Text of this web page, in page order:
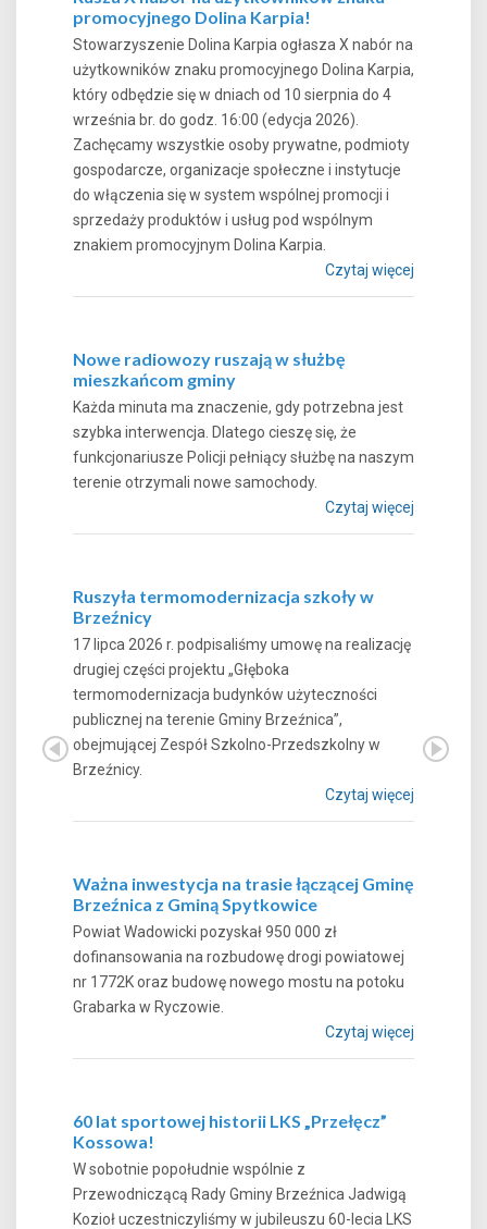
promocyjnego Dolina Karpia!
Stowarzyszenie Dolina Karpia ogłasza X nabór na
użytkowników znaku promocyjnego Dolina Karpia,
który odbędzie się w dniach od 10 sierpnia do 4
września br. do godz. 16:00 (edycja 2026).
Zachęcamy wszystkie osoby prywatne, podmioty
gospodarcze, organizacje społeczne i instytucje
do włączenia się w system wspólnej promocji i
sprzedaży produktów i usług pod wspólnym
znakiem promocyjnym Dolina Karpia.
Czytaj więcej
Nowe radiowozy ruszają w służbę
mieszkańcom gminy
Każda minuta ma znaczenie, gdy potrzebna jest
szybka interwencja. Dlatego cieszę się, że
funkcjonariusze Policji pełniący służbę na naszym
terenie otrzymali nowe samochody.
Czytaj więcej
Ruszyła termomodernizacja szkoły w
Brzeźnicy
17 lipca 2026 r. podpisaliśmy umowę na realizację
drugiej części projektu „Głęboka
termomodernizacja budynków użyteczności
publicznej na terenie Gminy Brzeźnica”,
obejmującej Zespół Szkolno-Przedszkolny w
Brzeźnicy.
Czytaj więcej
Ważna inwestycja na trasie łączącej Gminę
Brzeźnica z Gminą Spytkowice
Powiat Wadowicki pozyskał 950 000 zł
dofinansowania na rozbudowę drogi powiatowej
nr 1772K oraz budowę nowego mostu na potoku
Grabarka w Ryczowie.
Czytaj więcej
60 lat sportowej historii LKS „Przełęcz”
Kossowa!
W sobotnie popołudnie wspólnie z
Przewodniczącą Rady Gminy Brzeźnica Jadwigą
Kozioł uczestniczyliśmy w jubileuszu 60-lecia LKS